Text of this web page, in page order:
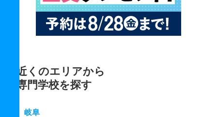
近くのエリアから
専門学校を探す
岐阜